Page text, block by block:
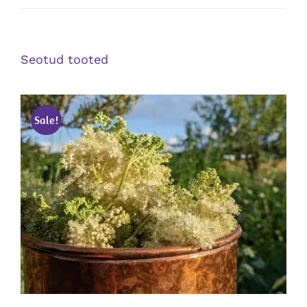
Seotud tooted
Sale!
LISA KORVI
/
DETAILS